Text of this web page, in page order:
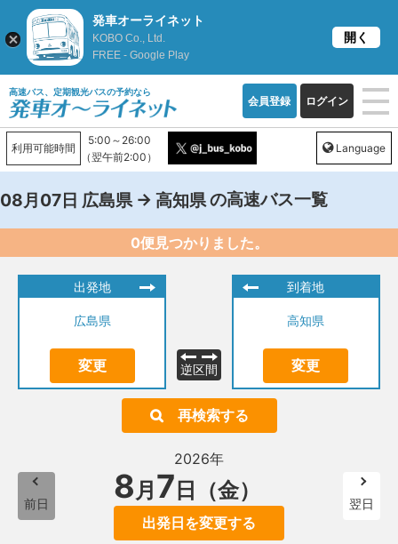
高速バス、定期観光バスの予約なら
会員登録 ログイン
利用可能時間
5:00～26:00
（翌午前2:00）
Language
08月07日 広島県 → 高知県の高速バス一覧
0便見つかりました。
出発地
広島県
変更 逆区間
到着地
高知県
変更
再検索する
前日
2026年
8月 7 日（金）
出発日を変更する
翌日
発車オーライネット
KOBO Co., Ltd.
FREE - Google Play
開く